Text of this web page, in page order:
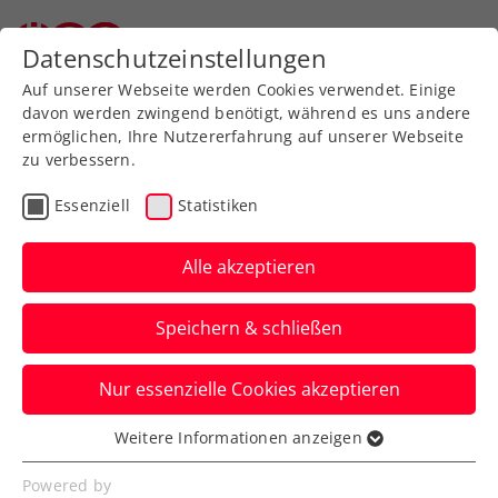
Ausländische Ausbildungen
Der ÖTV anerkennt auch
ausländische (inkl. EU)
Datenschutzeinstellungen
Auf unserer Webseite werden Cookies verwendet. Einige
davon werden zwingend benötigt, während es uns andere
ermöglichen, Ihre Nutzererfahrung auf unserer Webseite
zu verbessern.
Essenziell Statistiken
Alle akzeptieren
Speichern & schließen
Nur essenzielle Cookies akzeptieren
Essenziell
Essenzielle Cookies werden für grundlegende
Weitere Informationen anzeigen
Powered by